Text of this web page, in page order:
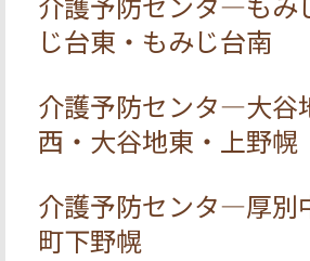
じ台東・もみじ台南
介護予防センタ―大谷
西・大谷地東・上野幌
介護予防センタ―厚別
町下野幌